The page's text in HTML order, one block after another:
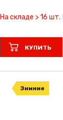
На складе > 16 шт.
КУПИТЬ
Зимние